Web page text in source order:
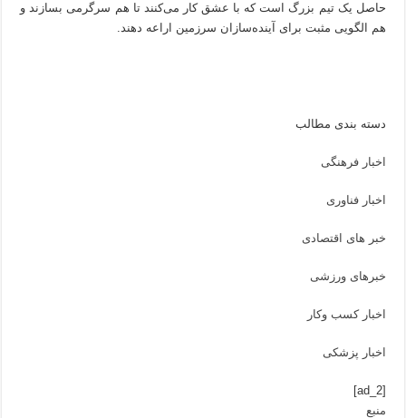
حاصل یک تیم بزرگ است که با عشق کار می‌کنند تا هم سرگرمی بسازند و
هم الگویی مثبت برای آینده‌سازان سرزمین اراعه دهند.
دسته بندی مطالب
اخبار فرهنگی
اخبار فناوری
خبر های اقتصادی
خبرهای ورزشی
اخبار کسب وکار
اخبار پزشکی
[ad_2]
منبع